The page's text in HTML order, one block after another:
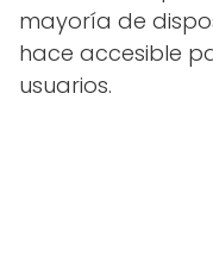
mayoría de
hace accesible
usuarios.